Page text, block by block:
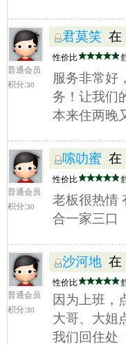
普通会员
积分:30
君莫笑 在
性价比
服务非常好
务！让我们
本来住两晚
普通会员
积分:30
嗦叻蜜 在
性价比
老板很热情
合一家三口
普通会员
积分:30
沙河地 在
性价比
因为上班，
大哥、大姐
我们回住处